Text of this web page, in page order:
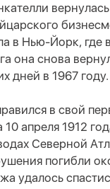
в Нью-Йорк, где
она снова
дней в 1967 году.
в свой
апреля 1912
Северной
погибли
удалось